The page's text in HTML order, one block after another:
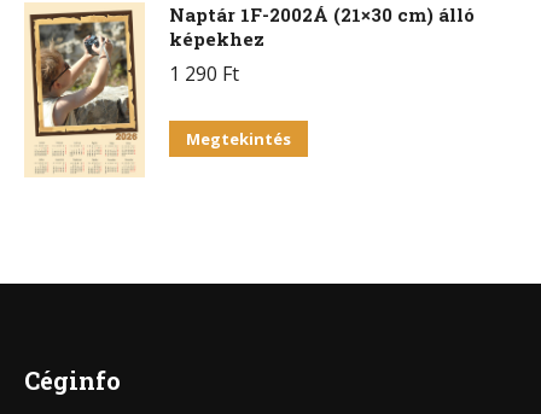
Naptár 1F-2002Á (21×30 cm) álló
képekhez
1 290 Ft
Megtekintés
Céginfo